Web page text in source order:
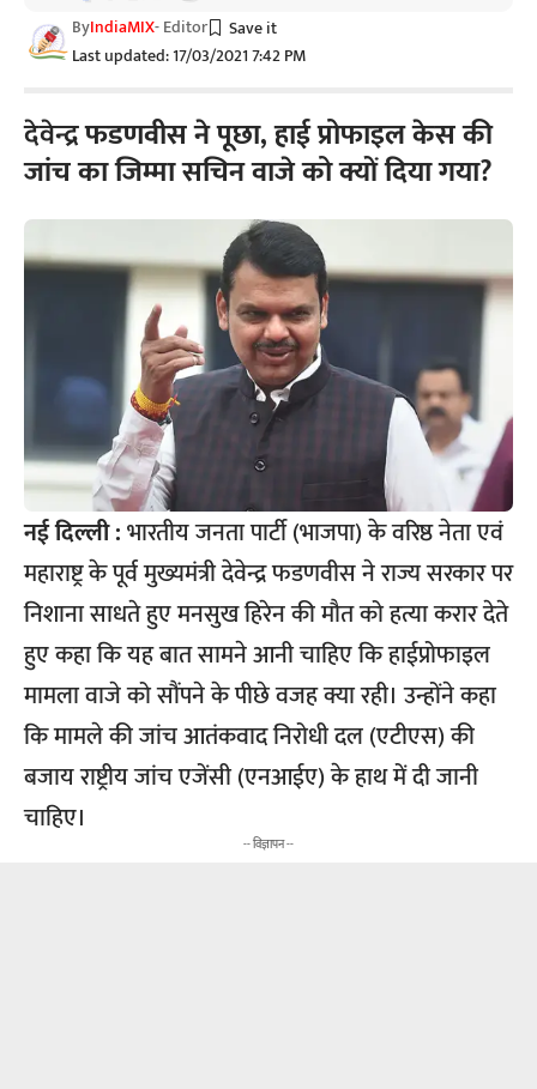
Last updated: 17/03/2021 7:42 PM
ByIndiaMIX- Editor
देवेन्द्रफडणवीस ने पूछा, हाई प्रोफाइल केस की
जांच का जिम्मा सचिन वाजे को क्यों दिया गया?
नई दिल्ली :भारतीय जनता पार्टी (भाजपा) के वरिष्ठ नेता एवं
महाराष्ट्र के पूर्व मुख्यमंत्री देवेन्द्र फडणवीस ने राज्य सरकार पर
निशाना साधते हुए मनसुख हिरेन की मौत को हत्या करार देते
हुए कहा कि यह बात सामने आनी चाहिए कि हाईप्रोफाइल
मामला वाजे को सौंपने के पीछे वजह क्या रही। उन्होंने कहा
कि मामले की जांच आतंकवाद निरोधी दल (एटीएस) की
बजाय राष्ट्रीय जांच एजेंसी (एनआईए) के हाथ में दी जानी
चाहिए।
-- विज्ञापन --